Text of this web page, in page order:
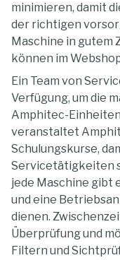
minimieren, damit
der richtigen
Maschine in gutem
können im
Ein Team von
Verfügung, um die
Amphitec-
veranstaltet
Schulungskurse,
Servicetätigkeiten
jede Maschine gibt
und eine
dienen.
Überprüfung und
Filtern und